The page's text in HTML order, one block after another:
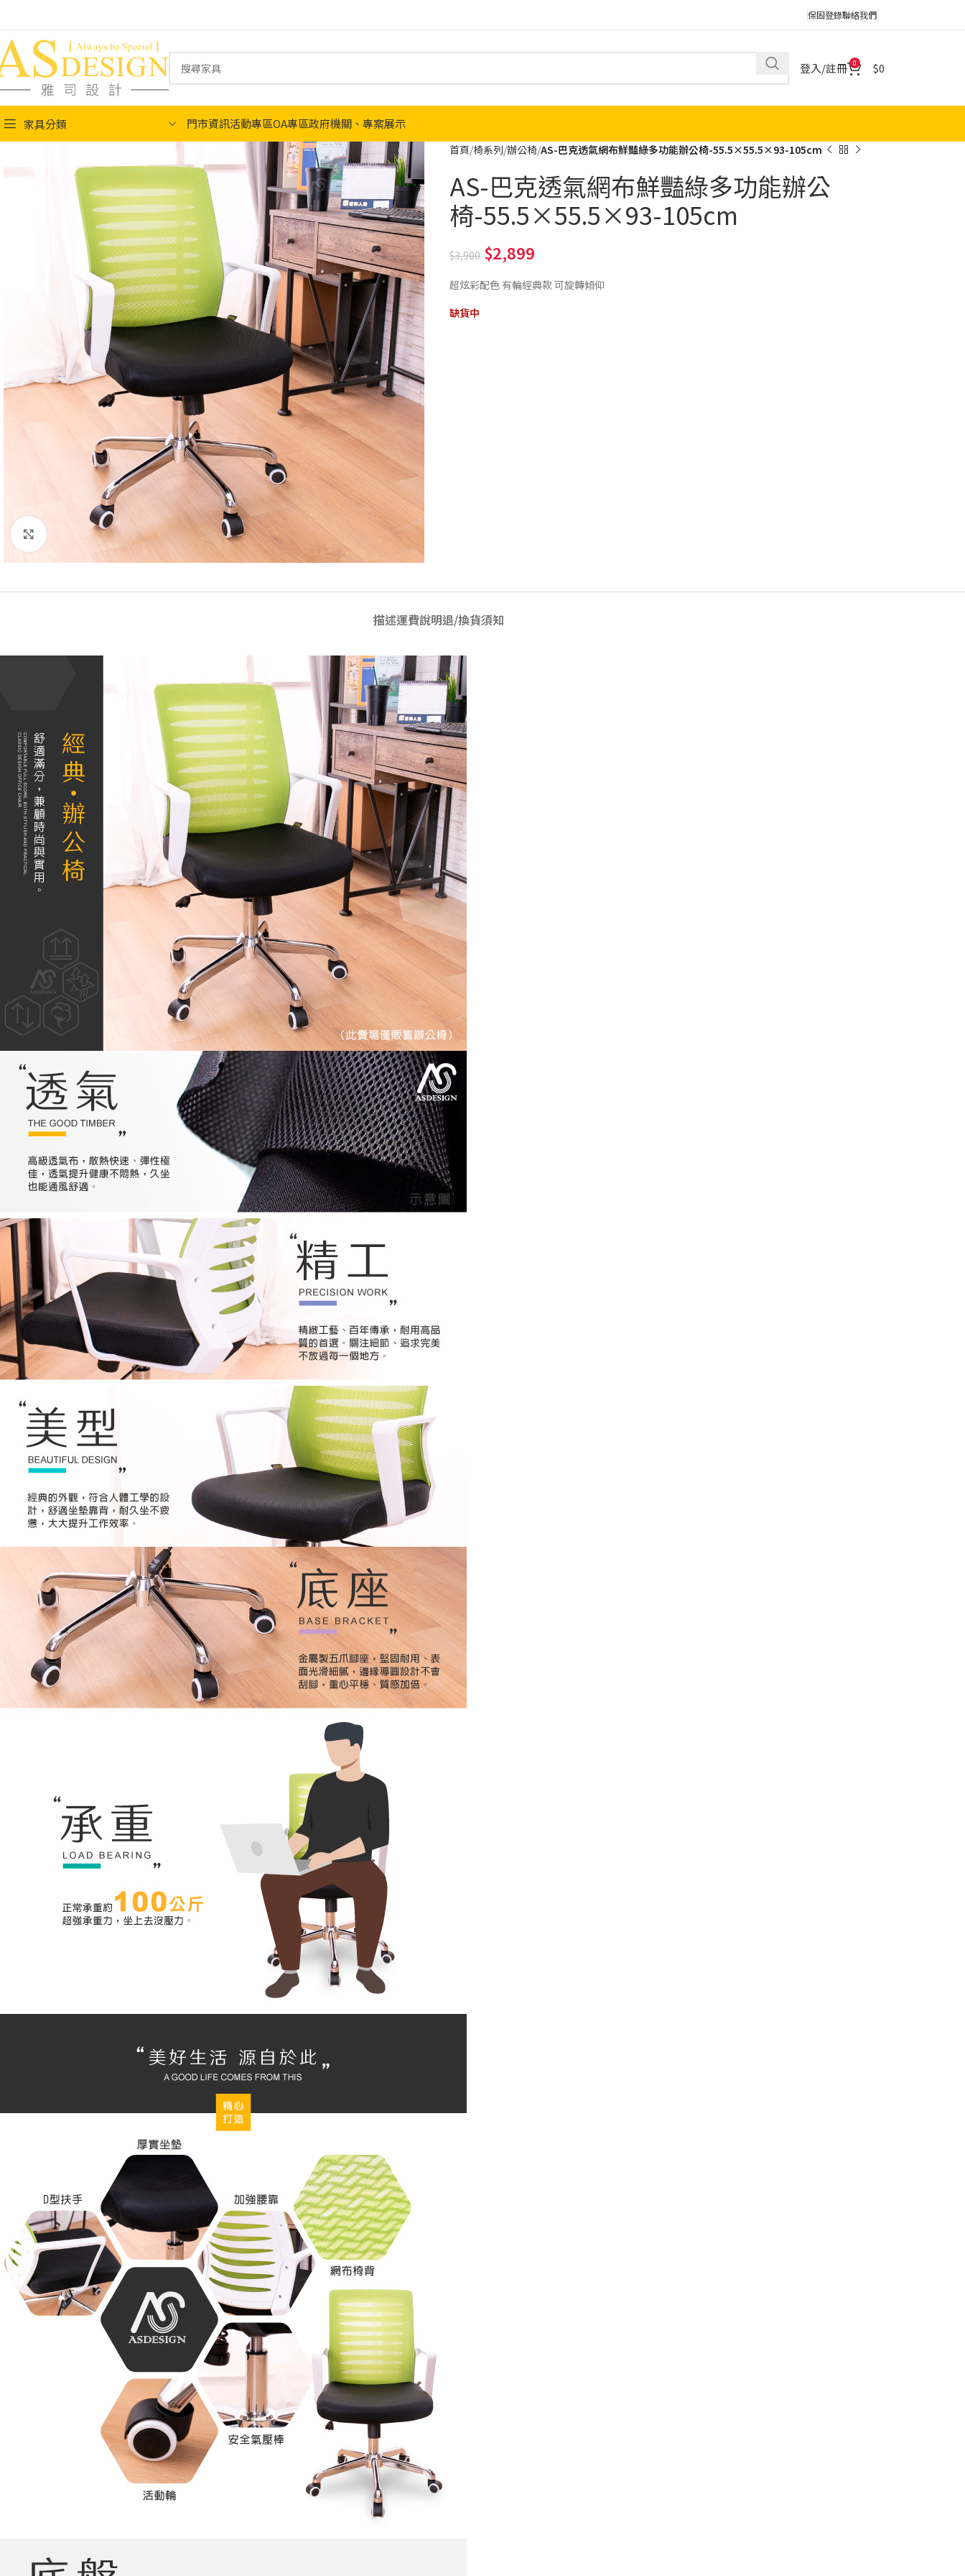
保固登錄聯絡我們
登入/註冊 0 0
家具分類 門市資訊活動專區OA專區政府機關、專案展示
Click to enlarge
首頁 椅系列 辦公椅 AS-巴克透氣網布鮮豔綠多功能辦公椅-55.5×55.5×93-105cm
AS-巴克透氣網布鮮豔綠多功能辦公
椅-55.5×55.5×93-105cm
3,900 2,899
超炫彩配色 有輪經典款 可旋轉傾仰
缺貨中
描述運費說明退/換貨須知